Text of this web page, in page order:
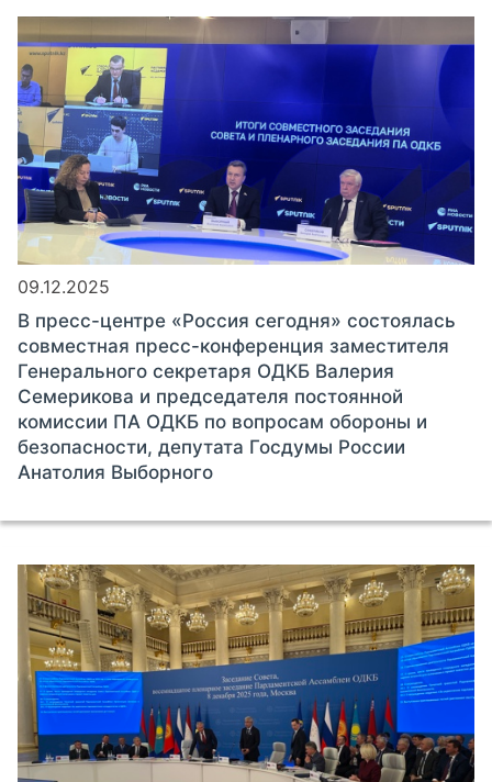
09.12.2025
В пресс-центре «Россия сегодня» состоялась
совместная пресс-конференция заместителя
Генерального секретаря ОДКБ Валерия
Семерикова и председателя постоянной
комиссии ПА ОДКБ по вопросам обороны и
безопасности, депутата Госдумы России
Анатолия Выборного